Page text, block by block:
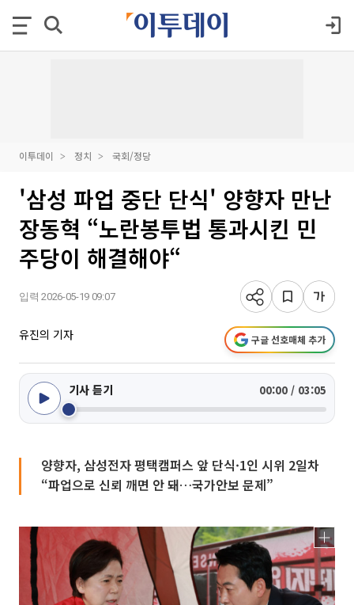
이투데이 정치 국회/정당
'삼성 파업 중단 단식' 양향자 만난
장동혁 “노란봉투법 통과시킨 민
주당이 해결해야“
입력 2026-05-19 09:07
유진의 기자 구글 선호매체 추가
기사 듣기 00:00 / 03:05
양향자, 삼성전자 평택캠퍼스 앞 단식·1인 시위 2일차
“파업으로 신뢰 깨면 안 돼…국가안보 문제”